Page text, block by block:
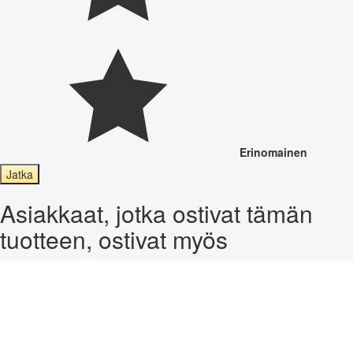
Erinomainen
Jatka
Asiakkaat, jotka ostivat tämän
tuotteen, ostivat myös